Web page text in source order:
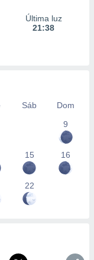
Última luz
21:38
Sáb
Dom
9
15 16
22